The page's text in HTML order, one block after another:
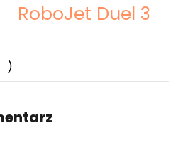
RoboJet Duel 3
)